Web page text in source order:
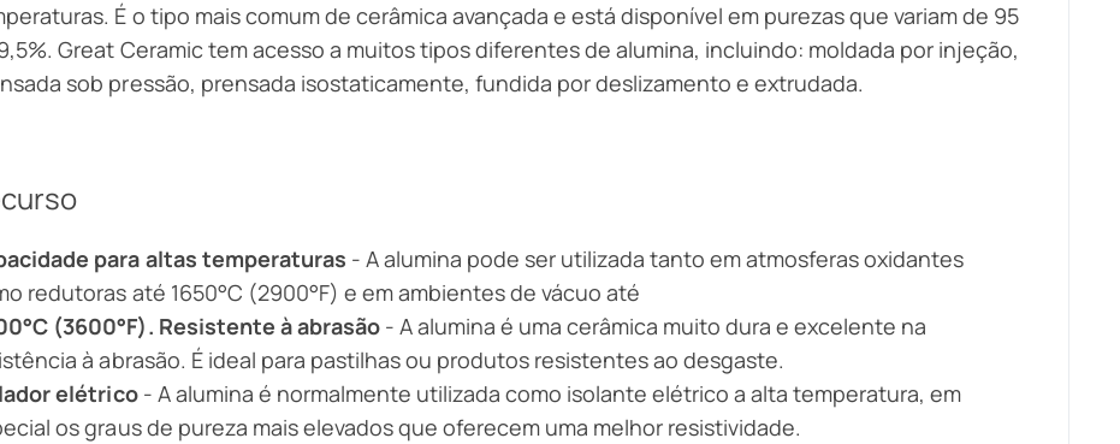
É o tipo mais comum de cerâmica avançada e está disponível em purezas que variam de 95
Great Ceramic tem acesso a muitos tipos diferentes de alumina, incluindo: moldada por injeção,
sob pressão, prensada isostaticamente, fundida por deslizamento e extrudada.
para altas temperaturas - A alumina pode ser utilizada tanto em atmosferas oxidantes
redutoras até 1650°C (2900°F) e em ambientes de vácuo até
(3600°F). Resistente à abrasão- A alumina é uma cerâmica muito dura e excelente na
à abrasão. É ideal para pastilhas ou produtos resistentes ao desgaste.
elétrico- A alumina é normalmente utilizada como isolante elétrico a alta temperatura, em
os graus de pureza mais elevados que oferecem uma melhor resistividade.